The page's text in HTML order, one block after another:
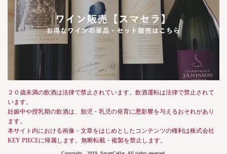
２０歳未満の飲酒は法律で禁止されています。飲酒運転は法律で禁止されて
います。
妊娠中や授乳期の飲酒は、胎児・乳児の発育に悪影響を与えるおそれがあり
ます。
本サイト内における画像・文章をはじめとしたコンテンツの権利は株式会社
KEY PIECEに帰属します。無断転載・複製を禁止します。